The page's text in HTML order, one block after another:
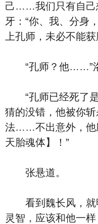
己……我们只有自己
牙：“你、我、分身
上孔师，未必不能获
“孔师？他……”洛
“孔师已经死了是
猜的没错，他被你
法……不出意外，他
天胎魂体】！”
张悬道。
看到魏长风，就
灵智，应该和他一样